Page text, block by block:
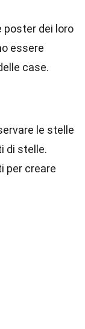
poster dei loro
essere
case.
le stelle
di stelle.
per creare